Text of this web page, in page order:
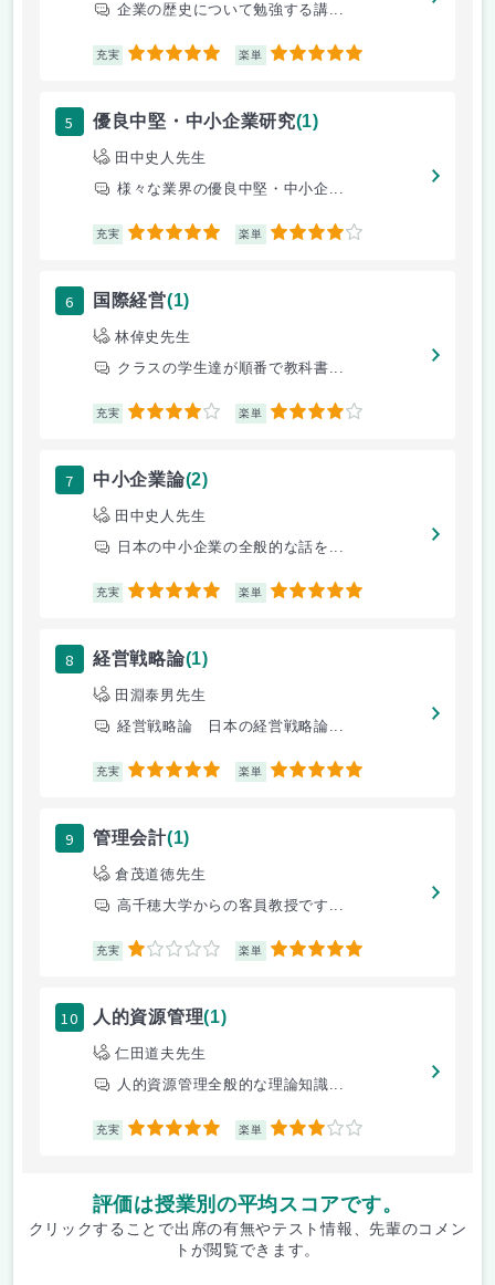
企業の歴史について勉強する講...
充実 5 楽単 5
5 優良中堅・中小企業研究(1)
田中史人先生
様々な業界の優良中堅・中小企...
充実 5 楽単 4
6 国際経営(1)
林倬史先生
クラスの学生達が順番で教科書...
充実 4 楽単 4
7 中小企業論(2)
田中史人先生
日本の中小企業の全般的な話を...
充実 5 楽単 5
8 経営戦略論(1)
田淵泰男先生
経営戦略論 日本の経営戦略論...
充実 5 楽単 5
9 管理会計(1)
倉茂道徳先生
高千穂大学からの客員教授です...
充実 1 楽単 5
10 人的資源管理(1)
仁田道夫先生
人的資源管理全般的な理論知識...
充実 5 楽単 3
評価は授業別の平均スコアです。
クリックすることで出席の有無やテスト情報、先輩のコメン
トが閲覧できます。